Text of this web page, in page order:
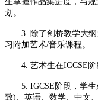
划。
3. 除了剑桥教学大纲
习附加艺术/音乐课程。
4. 艺术生在IGCSE阶
5. IGCSE阶段，学生
致)、英语、数学、中文